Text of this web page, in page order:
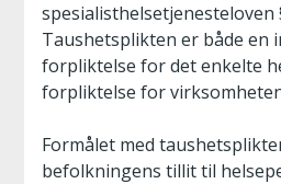
spesialisthelsetjenesteloven
Taushetsplikten er både en
forpliktelse for det enkelte
forpliktelse for
Formålet med
befolkningens tillit til